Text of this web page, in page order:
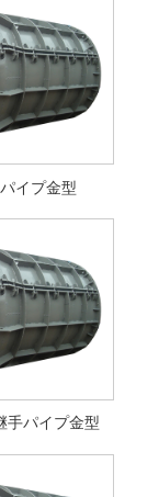
イプ金型
手パイプ金型